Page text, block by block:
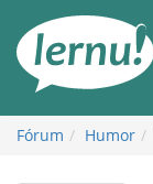
conteúdo
Fórum Humor